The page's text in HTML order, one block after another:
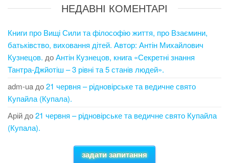
НЕДАВНІ КОМЕНТАРІ
Книги про Вищі Сили та філософію життя, про Взаємини,
батьківство, виховання дітей. Автор: Антін Михайлович
Кузнецов. доАнтін Кузнецов, книга «Секретні знання
Тантра-Джйотіш – 3 рівні та 5 станів людей».
adm-ua до21 червня – рідновірське та ведичне свято
Купайла (Купала).
Арій до21 червня – рідновірське та ведичне свято Купайла
(Купала).
задати запитання